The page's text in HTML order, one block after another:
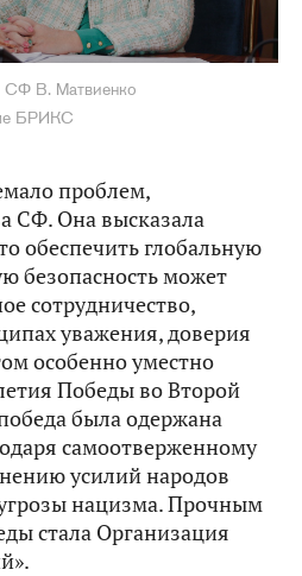
СФ В. Матвиенко
БРИКС
проблем,
СФ. Она высказала
обеспечить глобальную
безопасность может
сотрудничество,
уважения, доверия
особенно уместно
Победы во Второй
была одержана
самоотверженному
усилий народов
нацизма. Прочным
стала Организация